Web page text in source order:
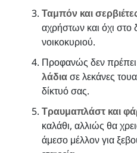
Ταμπόν και
αχρήστων και όχι στο
νοικοκυριού.
Προφανώς δεν πρέπει
λάδιασε λεκάνες
δίκτυό σας.
Τραυμαπλάστ και
καλάθι, αλλιώς θα
άμεσο μέλλον για